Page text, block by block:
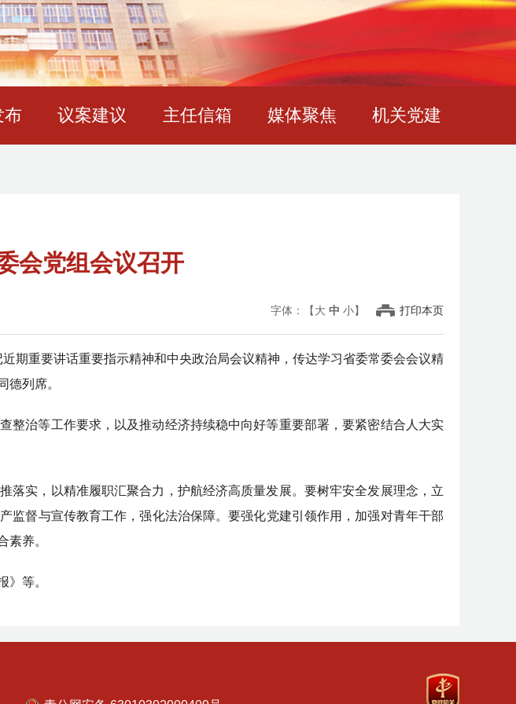
布 议案建议 主任信箱 媒体聚焦 机关党建
会党组会议召开
字体：【大 中 小】 打印本页
期重要讲话重要指示精神和中央政治局会议精神，传达学习省委常委会会议精
德列席。
整治等工作要求，以及推动经济持续稳中向好等重要部署，要紧密结合人大实
实，以精准履职汇聚合力，护航经济高质量发展。要树牢安全发展理念，立
监督与宣传教育工作，强化法治保障。要强化党建引领作用，加强对青年干部
素养。
》等。